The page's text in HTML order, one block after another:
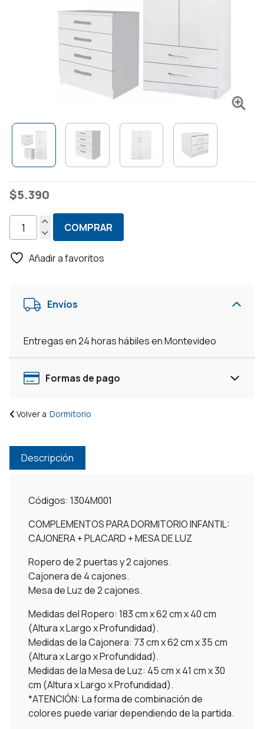
$5.390
Dormitorio
Ropero
Blanco
cantidad
COMPRAR
Añadir a favoritos
Envíos
Entregas en 24 horas hábiles en Montevideo
Formas de pago
Volver a Dormitorio
Descripción
Códigos: 1304M001
COMPLEMENTOS PARA DORMITORIO INFANTIL:
CAJONERA + PLACARD + MESA DE LUZ
Ropero de 2 puertas y 2 cajones.
Cajonera de 4 cajones.
Mesa de Luz de 2 cajones.
Medidas del Ropero: 183 cm x 62 cm x 40 cm
(Altura x Largo x Profundidad).
Medidas de la Cajonera: 73 cm x 62 cm x 35 cm
(Altura x Largo x Profundidad).
Medidas de la Mesa de Luz: 45 cm x 41 cm x 30
cm (Altura x Largo x Profundidad).
*ATENCIÓN: La forma de combinación de
colores puede variar dependiendo de la partida.